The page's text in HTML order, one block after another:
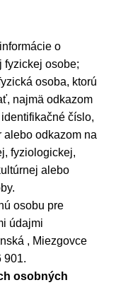
o
fyzickej osobe;
osoba, ktorú
najmä odkazom
číslo,
alebo odkazom na
fyziologickej,
alebo
osobu pre
údajmi
, Miezgovce
901.
osobných